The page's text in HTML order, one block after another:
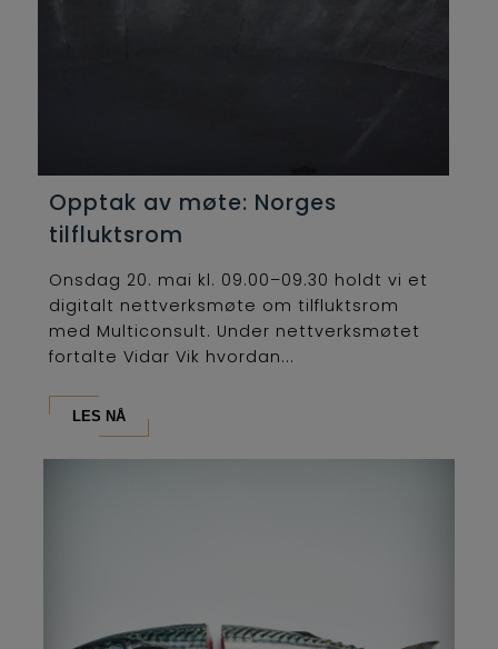
Opptak av møte: Norges
tilfluktsrom
Onsdag 20. mai kl. 09.00–09.30 holdt vi et
digitalt nettverksmøte om tilfluktsrom
med Multiconsult. Under nettverksmøtet
fortalte Vidar Vik hvordan...
LES NÅ